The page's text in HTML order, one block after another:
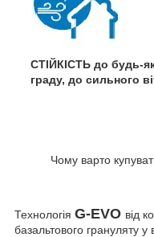
Технологія G-EVO від
базальтового грануляту у
Чому варто
СТІЙКІСТЬ до будь-
граду, до сильного